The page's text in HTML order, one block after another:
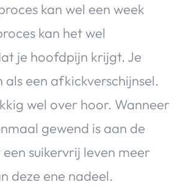
kan wel een week
kan het wel
je hoofdpijn krijgt. Je
als een afkickverschijnsel.
wel over hoor. Wanneer
gewend is aan de
suikervrij leven meer
deze ene nadeel.